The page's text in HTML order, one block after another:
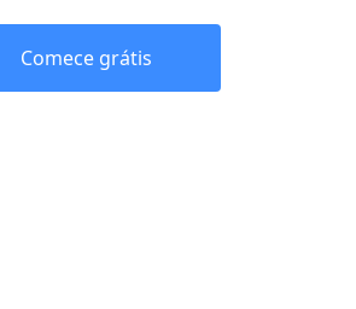
Comece grátis